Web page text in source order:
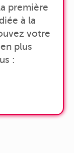
première
à la
votre
plus
: